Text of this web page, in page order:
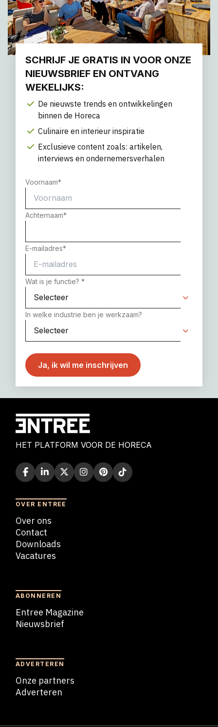
SCHRIJF JE GRATIS IN VOOR ONZE
NIEUWSBRIEF EN ONTVANG
WEKELIJKS:
De nieuwste trends en ontwikkelingen
binnen de Horeca
Culinaire en interieur inspiratie
Exclusieve content zoals: artikelen,
interviews en ondernemersverhalen
Voornaam*
Achternaam*
E-mailadres*
Wat is je functie? *
In welke industrie ben je werkzaam?
HET PLATFORM VOOR DE HORECA
OVER ENTREE
Over ons
Contact
Downloads
Vacatures
ABONNEREN
Entree Magazine
Nieuwsbrief
ADVERTEREN
Onze partners
Adverteren